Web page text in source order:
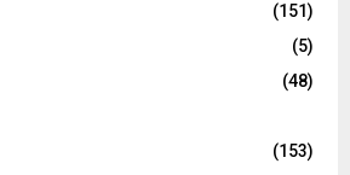
(151)
(5)
(48)
(153)